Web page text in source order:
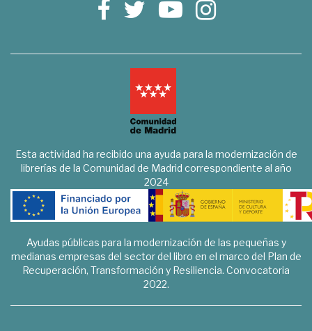
Esta actividad ha recibido una ayuda para la modernización de
librerías de la Comunidad de Madrid correspondiente al año
2024
Ayudas públicas para la modernización de las pequeñas y
medianas empresas del sector del libro en el marco del Plan de
Recuperación, Transformación y Resiliencia. Convocatoria
2022.